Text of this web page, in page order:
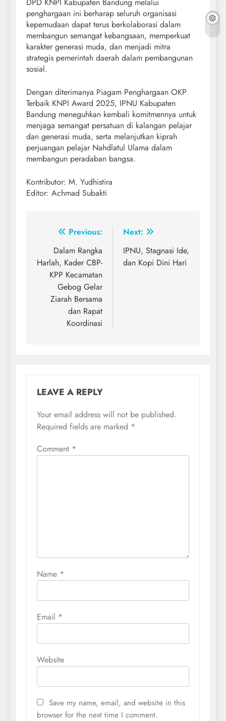
penghargaan ini berharap seluruh organisasi
kepemudaan dapat terus berkolaborasi dalam
membangun semangat kebangsaan, memperkuat
karakter generasi muda, dan menjadi mitra
strategis pemerintah daerah dalam pembangunan
sosial.
Dengan diterimanya Piagam Penghargaan OKP
Terbaik KNPI Award 2025, IPNU Kabupaten
Bandung meneguhkan kembali komitmennya untuk
menjaga semangat persatuan di kalangan pelajar
dan generasi muda, serta melanjutkan kiprah
perjuangan pelajar Nahdlatul Ulama dalam
membangun peradaban bangsa.
Kontributor: M. Yudhistira
Editor: Achmad Subakti
Post
navigation
Previous:
Dalam Rangka
Harlah, Kader CBP-
KPP Kecamatan
Gebog Gelar
Ziarah Bersama
dan Rapat
Koordinasi
Next:
IPNU, Stagnasi Ide,
dan Kopi Dini Hari
LEAVE A REPLY
Your email address will not be published.
Required fields are marked *
Comment *
Name *
Email *
Website
Save my name, email, and website in this
browser for the next time I comment.